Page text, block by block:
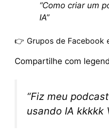
“Como criar um
IA”
👉 Grupos de Facebook
Compartilhe com
“Fiz meu
usando IA kkkkk